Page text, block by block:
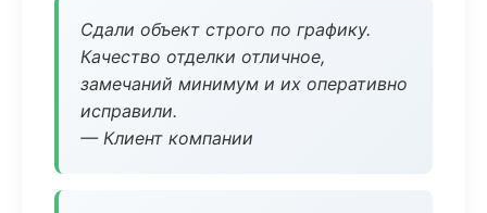
Сдали объект строго по графику.
Качество отделки отличное,
замечаний минимум и их оперативно
исправили.
— Клиент компании